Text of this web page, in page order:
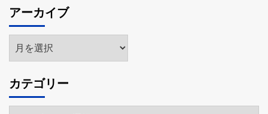
アーカイブ
ア
ー
イ
ブ
カテゴリー